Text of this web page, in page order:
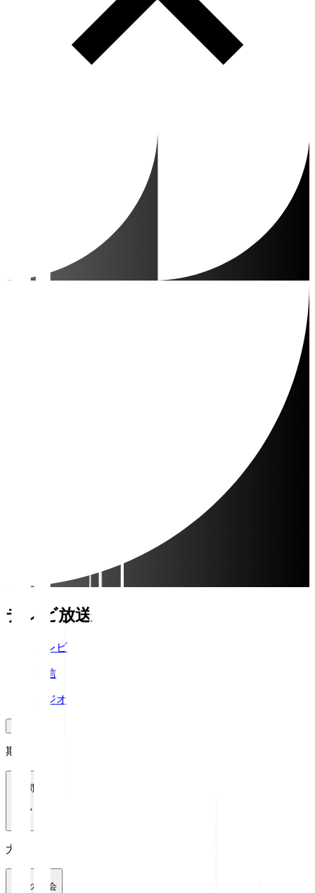
テレビ放送
テレビ
配信
ラジオ
期間
1週間
大会
全ての大会